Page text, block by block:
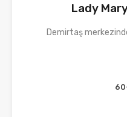
Lady
Demirtaş